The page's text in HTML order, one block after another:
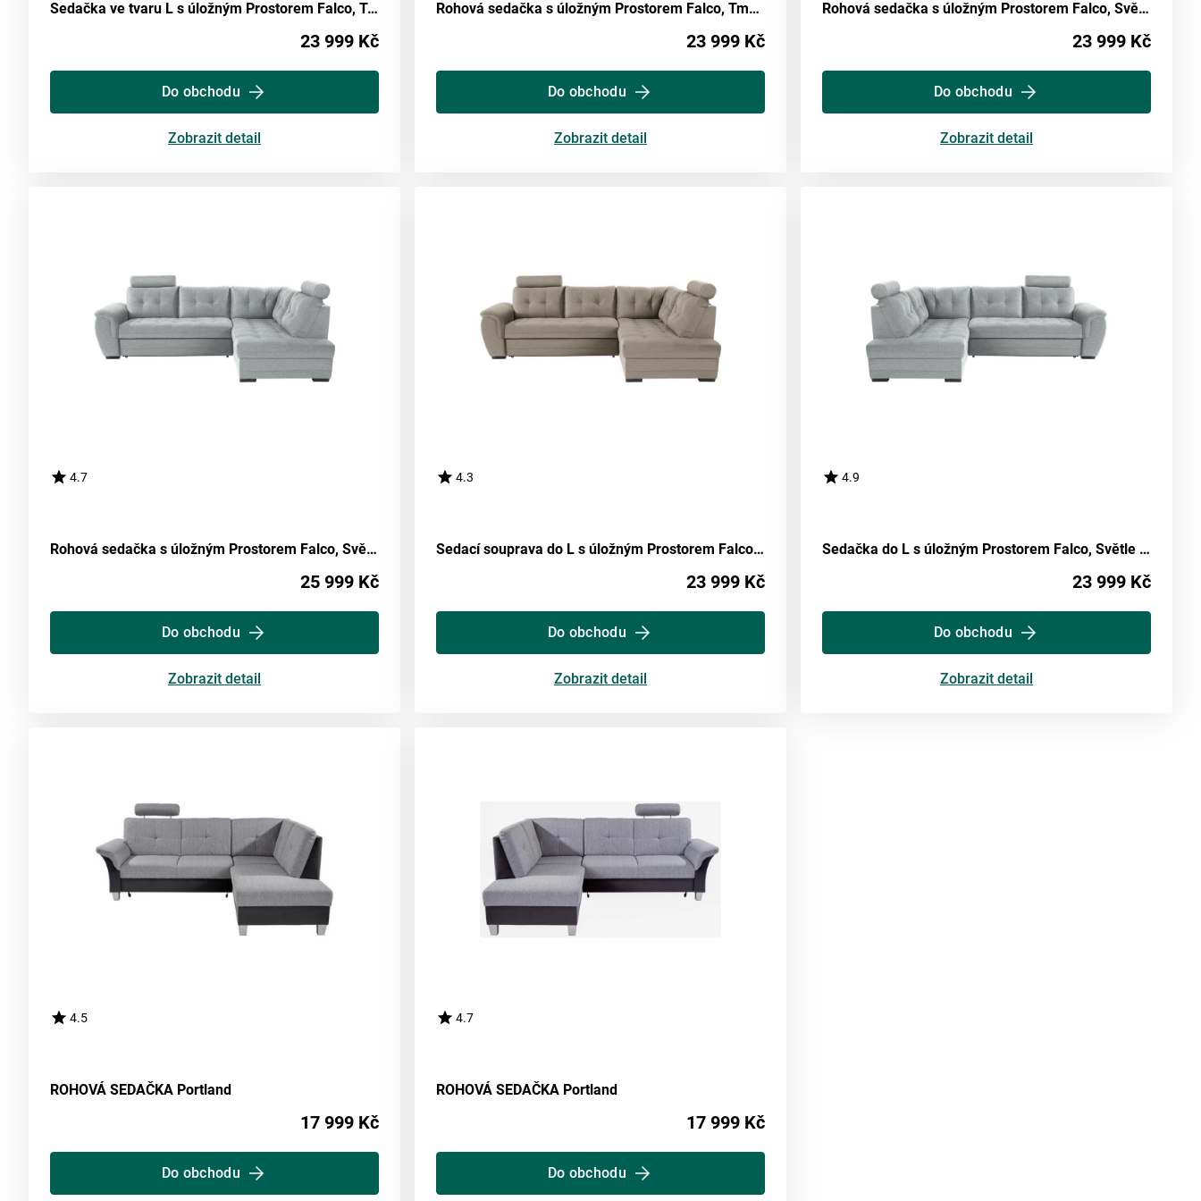
Sedačka ve tvaru L s úložným Prostorem Falco, Tmavě Šedá
23 999 Kč
Do obchodu
Zobrazit detail
Rohová sedačka s úložným Prostorem Falco, Tmavě Šedá
23 999 Kč
Do obchodu
Zobrazit detail
Rohová sedačka s úložným Prostorem Falco, Světle Hnědá
23 999 Kč
Do obchodu
Zobrazit detail
4.7
Rohová sedačka s úložným Prostorem Falco, Světle Šedá
25 999 Kč
Do obchodu
Zobrazit detail
4.3
Sedací souprava do L s úložným Prostorem Falco, Světle Hnědá
23 999 Kč
Do obchodu
Zobrazit detail
4.9
Sedačka do L s úložným Prostorem Falco, Světle Šedá
23 999 Kč
Do obchodu
Zobrazit detail
4.5
ROHOVÁ SEDAČKA Portland
17 999 Kč
Do obchodu
4.7
ROHOVÁ SEDAČKA Portland
17 999 Kč
Do obchodu